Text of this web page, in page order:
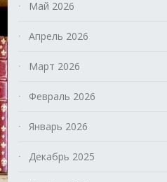
Май 2026
Апрель 2026
Март 2026
Февраль 2026
Январь 2026
Декабрь 2025